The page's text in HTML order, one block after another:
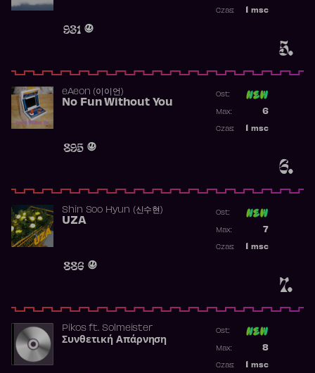
5.
931
msc
Czas:
6.
​eAeon (이이언)
No Fun Without You
895
Ost:
6
Max:
msc
Czas:
7.
Shin Soo Hyun (신수현)
UZA
886
Ost:
7
Max:
msc
Czas:
Pikosft. Solmeister
Συνθετική Απάρνηση
Ost:
8
Max:
msc
Czas: